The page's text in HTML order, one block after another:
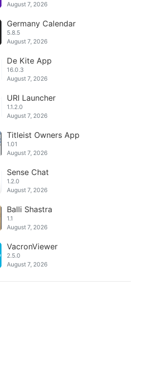
August 7, 2026
Germany Calendar
5.8.5
August 7, 2026
De Kite App
16.0.3
August 7, 2026
URI Launcher
1.1.2.0
August 7, 2026
Titleist Owners App
1.01
August 7, 2026
Sense Chat
1.2.0
August 7, 2026
Balli Shastra
1.1
August 7, 2026
VacronViewer
2.5.0
August 7, 2026